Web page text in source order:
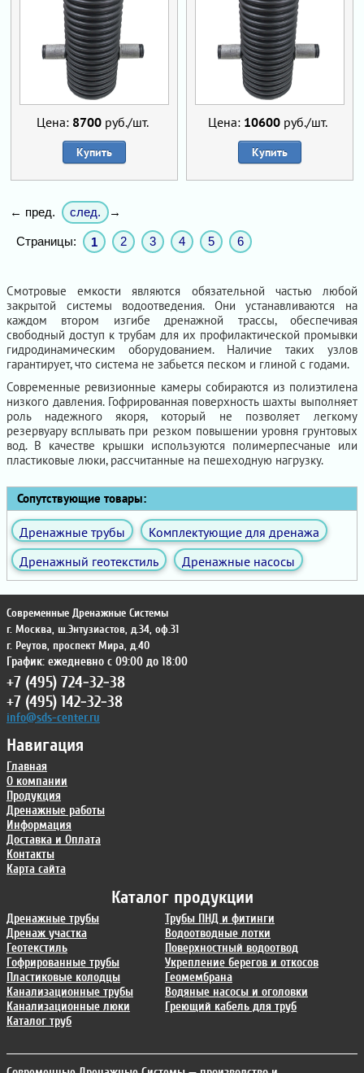
Цена: 8700руб./шт.
Купить
Цена: 10600 руб./шт.
Купить
← пред. след. →
Страницы: 1 2 3 4 5 6
Смотровые емкости являются обязательной частью любой
закрытой системы водоотведения. Они устанавливаются на
каждом втором изгибе дренажной трассы, обеспечивая
свободный доступ к трубам для их профилактической промывки
гидродинамическим оборудованием. Наличие таких узлов
гарантирует, что система не забьется песком и глиной с годами.
Современные ревизионные камеры собираются из полиэтилена
низкого давления. Гофрированная поверхность шахты выполняет
роль надежного якоря, который не позволяет легкому
резервуару всплывать при резком повышении уровня грунтовых
вод. В качестве крышки используются полимерпесчаные или
пластиковые люки, рассчитанные на пешеходную нагрузку.
Сопутствующие товары:
Дренажные трубы
Комплектующие для дренажа
Дренажный геотекстиль
Дренажные насосы
Каталог продукции
Дренажные трубы
Дренаж участка
Геотекстиль
Гофрированные трубы
Пластиковые колодцы
Канализационные трубы
Канализационные люки
Каталог труб
Трубы ПНД и фитинги
Водоотводные лотки
Поверхностный водоотвод
Укрепление берегов и откосов
Геомембрана
Водяные насосы и оголовки
Греющий кабель для труб
Навигация
Главная
О компании
Продукция
Дренажные работы
Информация
Доставка и Оплата
Контакты
Карта сайта
Современные Дренажные Системы
г. Москва, ш.Энтузиастов, д.34, оф.31
г. Реутов, проспект Мира, д.40
График: ежедневно с 09:00 до 18:00
+7 (495) 724-32-38
+7 (495) 142-32-38
info@sds-center.ru